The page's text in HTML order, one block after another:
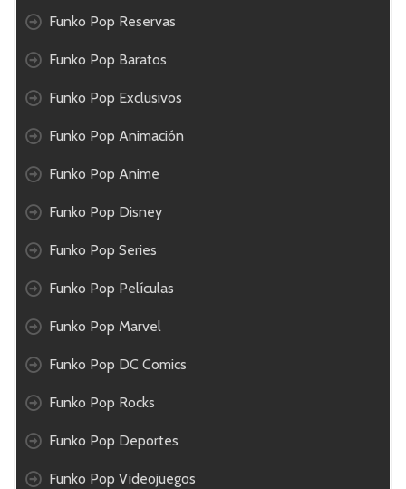
Funko Pop Reservas
Funko Pop Baratos
Funko Pop Exclusivos
Funko Pop Animación
Funko Pop Anime
Funko Pop Disney
Funko Pop Series
Funko Pop Películas
Funko Pop Marvel
Funko Pop DC Comics
Funko Pop Rocks
Funko Pop Deportes
Funko Pop Videojuegos